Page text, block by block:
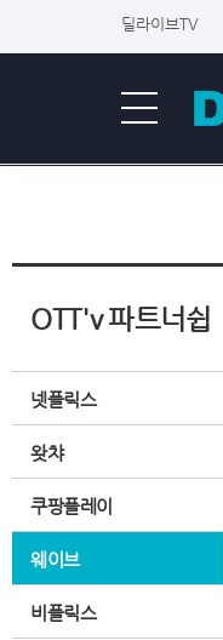
딜라이브TV
OTT'v 파트너쉽
넷플릭스
왓챠
쿠팡플레이
웨이브
비플릭스